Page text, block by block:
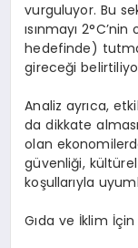
vurguluyor. Bu
ısınmayı 2°C’nin
hedefinde)
gireceği
Analiz ayrıca,
da dikkate
olan
güvenliği,
koşullarıyla
Gıda ve İklim İçin